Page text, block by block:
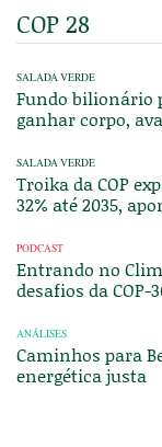
COP 28
SALADA VERDE
Fundo bilionário
ganhar corpo,
SALADA VERDE
Troika da COP
32% até 2035,
PODCAST
Entrando no
desafios da COP-
ANÁLISES
Caminhos para
energética justa